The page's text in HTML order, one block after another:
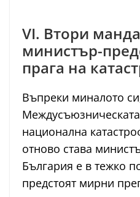
VI. Втори
министър-
прага на
Въпреки миналото
национална
отново става
България е в тежко
предстоят мирни